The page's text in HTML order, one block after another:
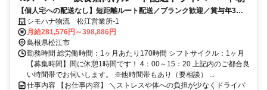
【個人宅への配送なし】短距離ルート配送／ブランク歓迎／賞与年3回
／再配達なし／実質年休124日
シモハナ物流 松江営業所-1
月給281,576円～398,886円
島根県松江市
勤務時間 総労働時間：1ヶ月あたり170時間 シフトサイクル：1ヶ月
【募集時間】間に休憩1時間です！ 4：00～15：20 上記内のご都合良
い時間帯でお伺いします。 ※他時間帯もあり（要相談） ...
仕事内容 【お仕事内容】 ＼ストレスや体への負担が少なくドライバ